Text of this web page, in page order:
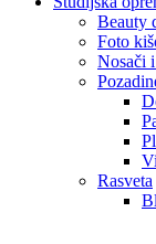
Beauty
Foto
Nosači
Rasveta